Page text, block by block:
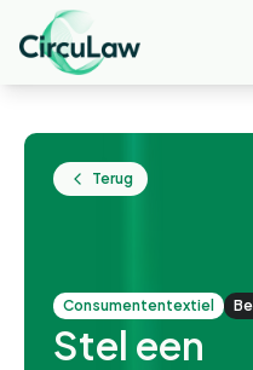
Terug
consumententextiel
Stel een